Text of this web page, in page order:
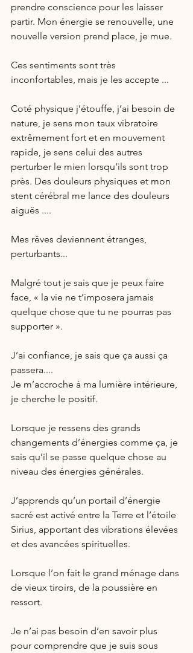
prendre conscience pour les laisser
partir. Mon énergie se renouvelle, une
nouvelle version prend place, je mue.
Ces sentiments sont très
inconfortables, mais je les accepte ...
Coté physique j’étouffe, j’ai besoin de
nature, je sens mon taux vibratoire
extrêmement fort et en mouvement
rapide, je sens celui des autres
perturber le mien lorsqu’ils sont trop
près. Des douleurs physiques et mon
stent cérébral me lance des douleurs
aiguës ....
Mes rêves deviennent étranges,
perturbants...
Malgré tout je sais que je peux faire
face, « la vie ne t’imposera jamais
quelque chose que tu ne pourras pas
supporter ».
J’ai confiance, je sais que ça aussi ça
passera....
Je m’accroche à ma lumière intérieure,
je cherche le positif.
Lorsque je ressens des grands
changements d’énergies comme ça, je
sais qu’il se passe quelque chose au
niveau des énergies générales.
J’apprends qu’un portail d’énergie
sacré est activé entre la Terre et l’étoile
Sirius, apportant des vibrations élevées
et des avancées spirituelles.
Lorsque l’on fait le grand ménage dans
de vieux tiroirs, de la poussière en
ressort.
Je n’ai pas besoin d’en savoir plus
pour comprendre que je suis sous